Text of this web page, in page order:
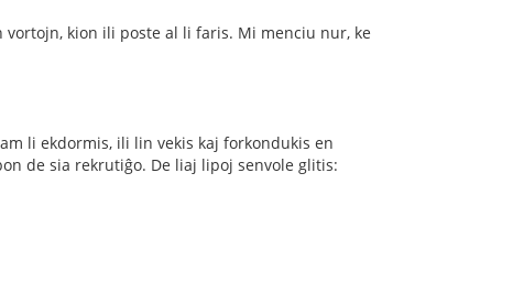
kion ili poste al li faris. Mi menciu nur, ke
li ekdormis, ili lin vekis kaj forkondukis en
de sia rekrutiĝo. De liaj lipoj senvole glitis: